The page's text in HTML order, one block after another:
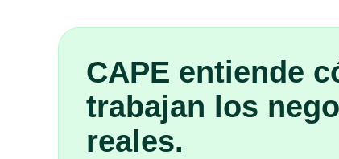
CAPE entiende
trabajan los
reales.